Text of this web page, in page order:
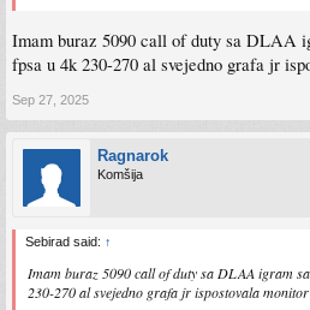
Imam buraz 5090 call of duty sa DLAA
fpsa u 4k 230-270 al svejedno grafa jr
Sep 27, 2025
Ragnarok
Komšija
Sebirad said: ↑
Imam buraz 5090 call of duty sa DLAA igram
230-270 al svejedno grafa jr ispostovala monitor